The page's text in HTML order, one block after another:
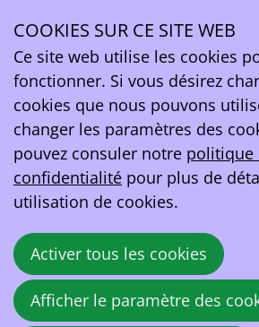
des accises sur
Un premier « tax shift »
entre l'électricité et les
EV Belgium se réjouit que
engage enfin un premier shift
conduite électrique plus
et le diesel et d'une réduction
l'électricité creuse clairement
TCO en faveur de la voiture
important non seulement pour
COOKIES SUR CE SITE WEB
Ce site web utilise les cookies
fonctionner. Si vous désirez
cookies que nous pouvons
changer les paramètres des
pouvez consuler notre politique
confidentialité pour plus de
utilisation de cookies.
Activer tous les cookies
Afficher le paramètre des